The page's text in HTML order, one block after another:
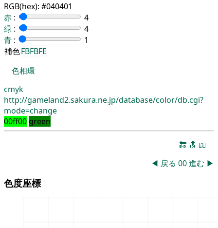
RGB(hex): #040401
赤 :
4
緑 :
4
青 :
1
補色FBFBFE
色相環
cmyk
http://gameland2.sakura.ne.jp/database/color/db.cgi?
mode=change
00ff00 green
🔚 🔝 📖
◀ 戻る 00進む ▶
色度座標